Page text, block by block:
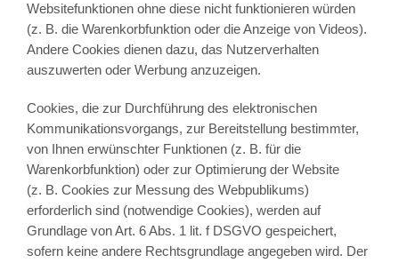
Websitefunktionen ohne diese nicht funktionieren würden
(z. B. die Warenkorbfunktion oder die Anzeige von Videos).
Andere Cookies dienen dazu, das Nutzerverhalten
auszuwerten oder Werbung anzuzeigen.
Cookies, die zur Durchführung des elektronischen
Kommunikationsvorgangs, zur Bereitstellung bestimmter,
von Ihnen erwünschter Funktionen (z. B. für die
Warenkorbfunktion) oder zur Optimierung der Website
(z. B. Cookies zur Messung des Webpublikums)
erforderlich sind (notwendige Cookies), werden auf
Grundlage von Art. 6 Abs. 1 lit. f DSGVO gespeichert,
sofern keine andere Rechtsgrundlage angegeben wird. Der